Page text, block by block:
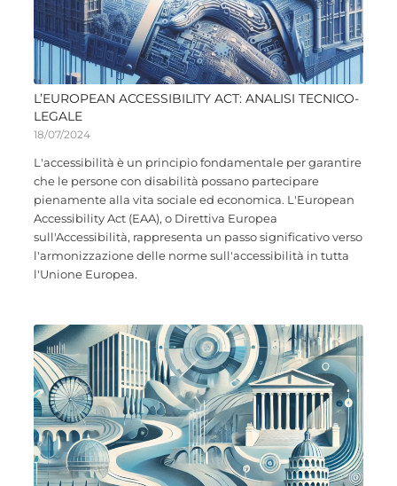
L’EUROPEAN ACCESSIBILITY ACT: ANALISI TECNICO-
LEGALE
18/07/2024
L'accessibilità è un principio fondamentale per garantire
che le persone con disabilità possano partecipare
pienamente alla vita sociale ed economica. L'European
Accessibility Act (EAA), o Direttiva Europea
sull'Accessibilità, rappresenta un passo significativo verso
l'armonizzazione delle norme sull'accessibilità in tutta
l'Unione Europea.